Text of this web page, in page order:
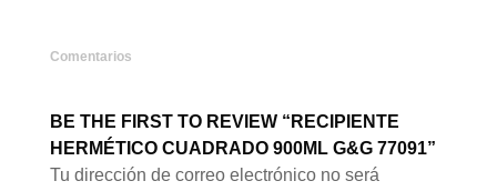
Comentarios
BE THE FIRST TO REVIEW “RECIPIENTE
HERMÉTICO CUADRADO 900ML G&G 77091”
Tu dirección de correo electrónico no será